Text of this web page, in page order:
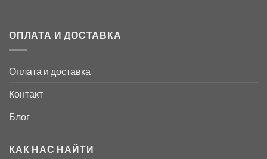
ОПЛАТА И ДОСТАВКА
Оплата и доставка
Контакт
Блог
КАК НАС НАЙТИ